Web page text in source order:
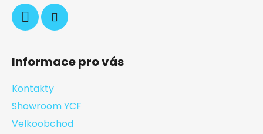
Informace pro vás
Kontakty
Showroom YCF
Velkoobchod